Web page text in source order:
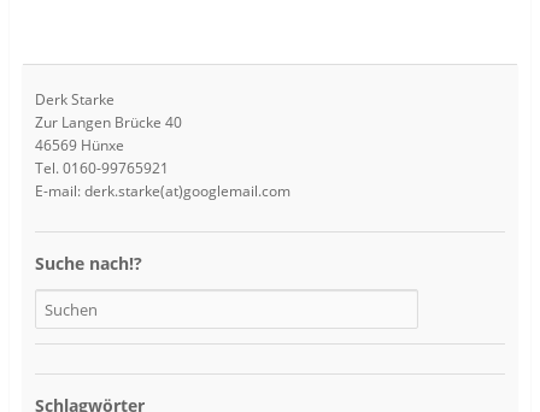
Derk Starke
Zur Langen Brücke 40
46569 Hünxe
Tel. 0160-99765921
E-mail: derk.starke(at)googlemail.com
Suche nach!?
Schlagwörter